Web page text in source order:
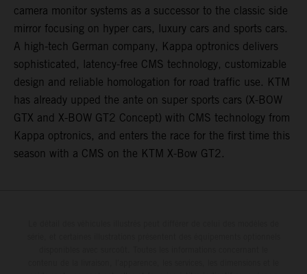
camera monitor systems as a successor to the classic side
mirror focusing on hyper cars, luxury cars and sports cars.
A high-tech German company, Kappa optronics delivers
sophisticated, latency-free CMS technology, customizable
design and reliable homologation for road traffic use. KTM
has already upped the ante on super sports cars (X-BOW
GTX and X-BOW GT2 Concept) with CMS technology from
Kappa optronics, and enters the race for the first time this
season with a CMS on the KTM X-Bow GT2.